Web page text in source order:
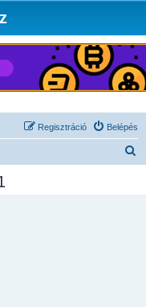
Belépés
Regisztráció